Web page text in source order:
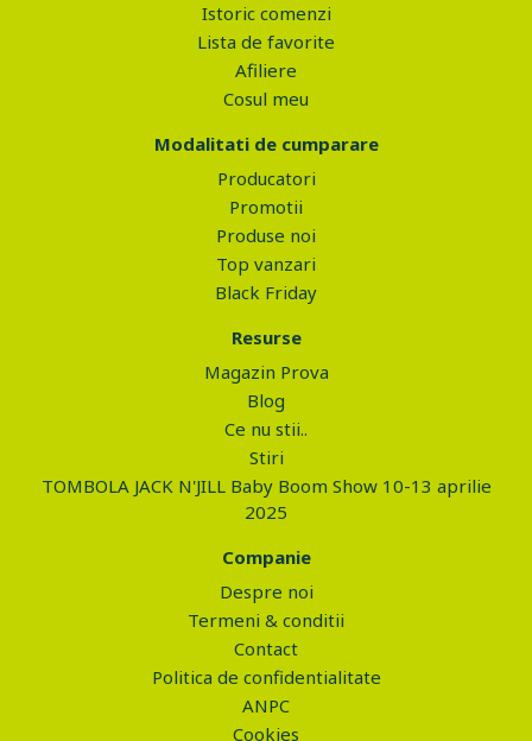
Istoric comenzi
Lista de favorite
Afiliere
Cosul meu
Modalitati de cumparare
Producatori
Promotii
Produse noi
Top vanzari
Black Friday
Resurse
Magazin Prova
Blog
Ce nu stii..
Stiri
TOMBOLA JACK N'JILL Baby Boom Show 10-13 aprilie
2025
Companie
Despre noi
Termeni & conditii
Contact
Politica de confidentialitate
ANPC
Cookies